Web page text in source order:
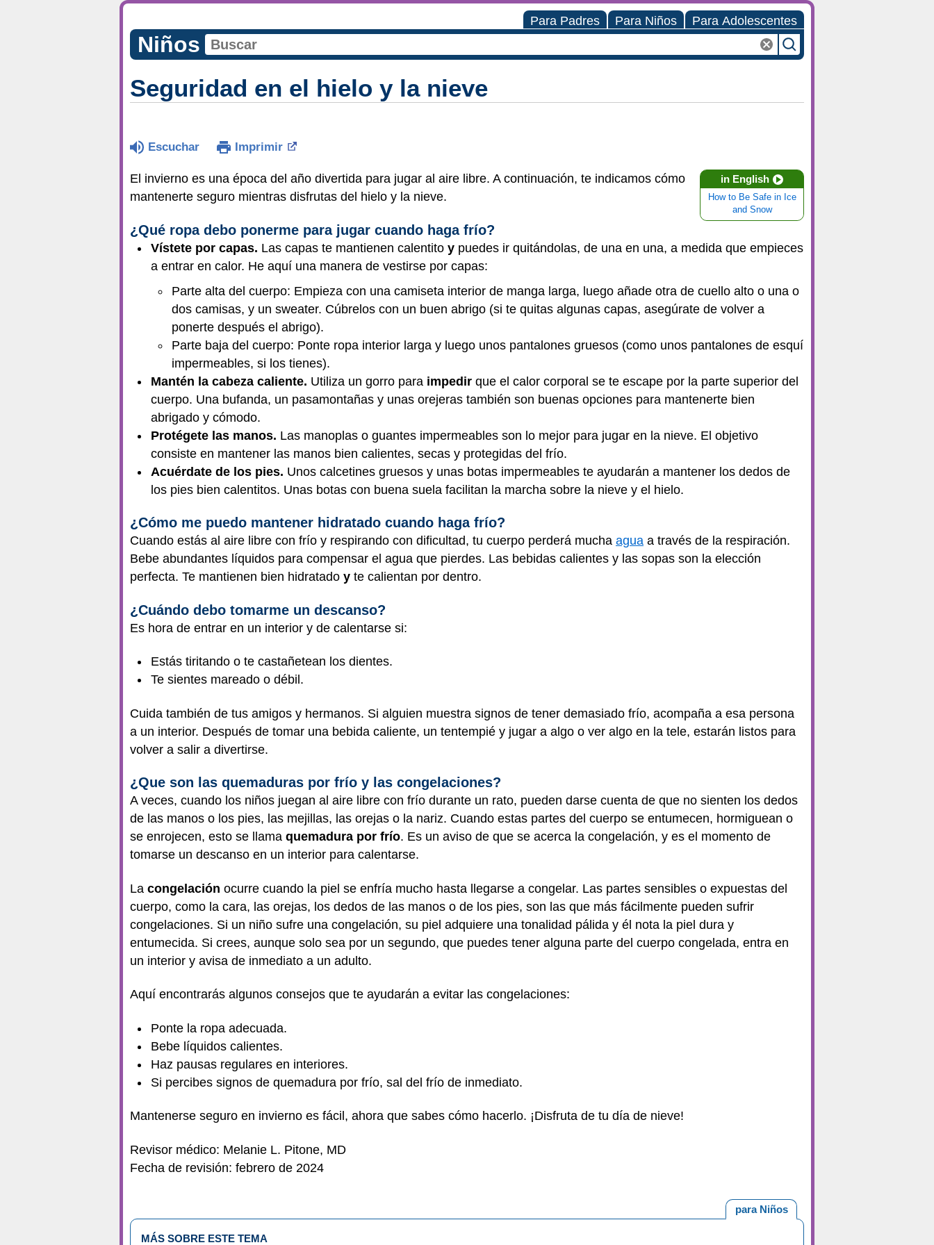
Para Padres Para Niños Para Adolescentes
Niños
Seguridad en el hielo y la nieve
Escuchar Imprimir
in English
How to Be Safe in Ice
and Snow
El invierno es una época del año divertida para jugar al aire libre. A continuación, te indicamos cómo
mantenerte seguro mientras disfrutas del hielo y la nieve.
¿Qué ropa debo ponerme para jugar cuando haga frío?
Vístete por capas. Las capas te mantienen calentito y puedes ir quitándolas, de una en una, a medida que empieces
a entrar en calor. He aquí una manera de vestirse por capas:
Parte alta del cuerpo: Empieza con una camiseta interior de manga larga, luego añade otra de cuello alto o una o
dos camisas, y un sweater. Cúbrelos con un buen abrigo (si te quitas algunas capas, asegúrate de volver a
ponerte después el abrigo).
Parte baja del cuerpo: Ponte ropa interior larga y luego unos pantalones gruesos (como unos pantalones de esquí
impermeables, si los tienes).
Mantén la cabeza caliente. Utiliza un gorro para impedir que el calor corporal se te escape por la parte superior del
cuerpo. Una bufanda, un pasamontañas y unas orejeras también son buenas opciones para mantenerte bien
abrigado y cómodo.
Protégete las manos. Las manoplas o guantes impermeables son lo mejor para jugar en la nieve. El objetivo
consiste en mantener las manos bien calientes, secas y protegidas del frío.
Acuérdate de los pies. Unos calcetines gruesos y unas botas impermeables te ayudarán a mantener los dedos de
los pies bien calentitos. Unas botas con buena suela facilitan la marcha sobre la nieve y el hielo.
¿Cómo me puedo mantener hidratado cuando haga frío?
Cuando estás al aire libre con frío y respirando con dificultad, tu cuerpo perderá mucha agua a través de la respiración.
Bebe abundantes líquidos para compensar el agua que pierdes. Las bebidas calientes y las sopas son la elección
perfecta. Te mantienen bien hidratado y te calientan por dentro.
¿Cuándo debo tomarme un descanso?
Es hora de entrar en un interior y de calentarse si:
Estás tiritando o te castañetean los dientes.
Te sientes mareado o débil.
Cuida también de tus amigos y hermanos. Si alguien muestra signos de tener demasiado frío, acompaña a esa persona
a un interior. Después de tomar una bebida caliente, un tentempié y jugar a algo o ver algo en la tele, estarán listos para
volver a salir a divertirse.
¿Que son las quemaduras por frío y las congelaciones?
A veces, cuando los niños juegan al aire libre con frío durante un rato, pueden darse cuenta de que no sienten los dedos
de las manos o los pies, las mejillas, las orejas o la nariz. Cuando estas partes del cuerpo se entumecen, hormiguean o
se enrojecen, esto se llama quemadura por frío. Es un aviso de que se acerca la congelación, y es el momento de
tomarse un descanso en un interior para calentarse.
La congelación ocurre cuando la piel se enfría mucho hasta llegarse a congelar. Las partes sensibles o expuestas del
cuerpo, como la cara, las orejas, los dedos de las manos o de los pies, son las que más fácilmente pueden sufrir
congelaciones. Si un niño sufre una congelación, su piel adquiere una tonalidad pálida y él nota la piel dura y
entumecida. Si crees, aunque solo sea por un segundo, que puedes tener alguna parte del cuerpo congelada, entra en
un interior y avisa de inmediato a un adulto.
Aquí encontrarás algunos consejos que te ayudarán a evitar las congelaciones:
Ponte la ropa adecuada.
Bebe líquidos calientes.
Haz pausas regulares en interiores.
Si percibes signos de quemadura por frío, sal del frío de inmediato.
Mantenerse seguro en invierno es fácil, ahora que sabes cómo hacerlo. ¡Disfruta de tu día de nieve!
Revisor médico: Melanie L. Pitone, MD
Fecha de revisión: febrero de 2024
para Niños
MÁS SOBRE ESTE TEMA